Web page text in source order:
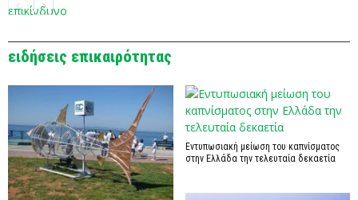
Τεχνολογία
ειδήσεις επικαιρότητας
Εντυπωσιακή μείωση του καπνίσματος
στην Ελλάδα την τελευταία δεκαετία